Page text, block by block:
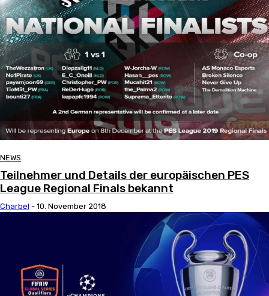
NEWS
Teilnehmer und Details der europäischen PES
League Regional Finals bekannt
Charbel - 10. November 2018